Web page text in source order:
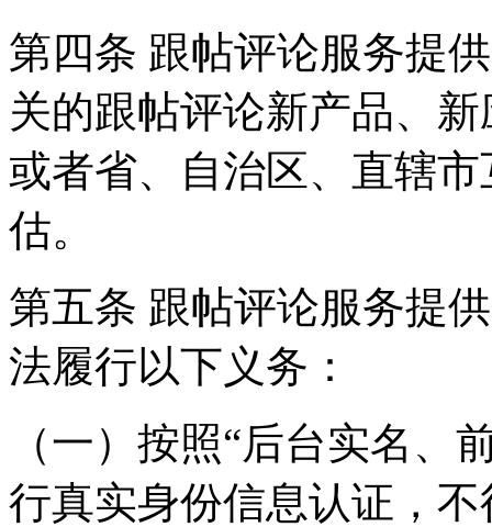
第四条 跟帖评论服务提
关的跟帖评论新产品、
或者省、自治区、直辖
估。
第五条 跟帖评论服务提
法履行以下义务：
（一）按照“后台实名、
行真实身份信息认证，